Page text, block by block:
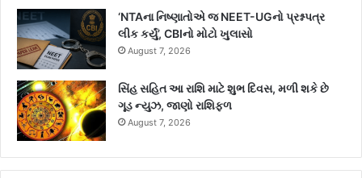
‘NTAના નિષ્ણાતોએ જ NEET-UGનો પ્રશ્નપત્ર
લીક કર્યું’, CBIનો મોટો ખુલાસો
August 7, 2026
સિંહ સહિત આ રાશિ માટે શુભ દિવસ, મળી શકે છે
ગૂડ ન્યુઝ, જાણો રાશિફળ
August 7, 2026